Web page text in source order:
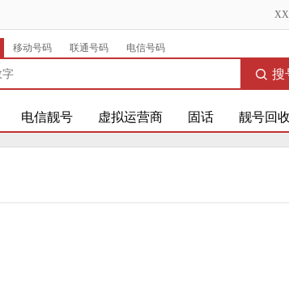
移动号码 联通号码 电信号码
搜
电信靓号 虚拟运营商 固话 靓号回